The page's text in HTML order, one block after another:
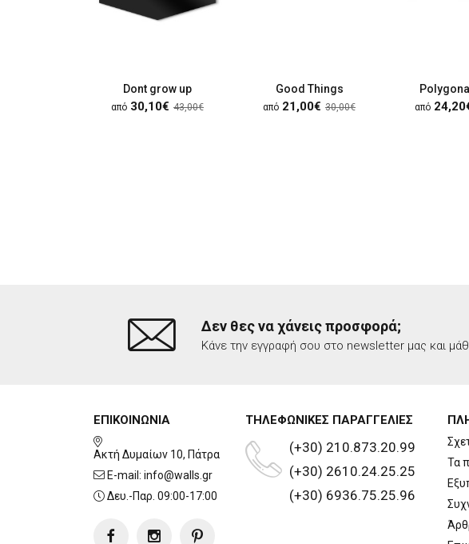
Dont grow up
από 30,10€ 43,00€
Good Things
από 21,00€ 30,00€ από
Δεν θες να χάνεις προσφορά;
Κάνε την εγγραφή σου στο newsletter μας και
ΕΠΙΚΟΙΝΩΝΙΑ
Ακτή Δυμαίων 10, Πάτρα
E-mail: info@walls.gr
Δευ.-Παρ. 09:00-17:00
ΤΗΛΕΦΩΝΙΚΕΣ ΠΑΡΑΓΓΕΛΙΕΣ
(+30) 210.873.20.99
(+30) 2610.24.25.25
(+30) 6936.75.25.96
Τα